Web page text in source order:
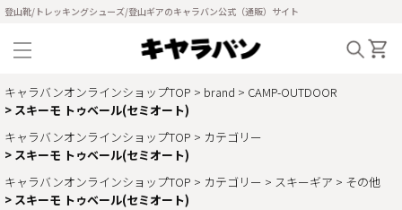
登山靴/トレッキングシューズ/登山ギアのキャラバン公式（通販）サイト
キャラバンオンラインショップTOP brand
CAMP-OUTDOOR
スキーモ トゥベール(セミオート)
キャラバンオンラインショップTOP
カテゴリー
スキーモ トゥベール(セミオート)
キャラバンオンラインショップTOP
カテゴリー スキーギア
その他
スキーモ トゥベール(セミオート)